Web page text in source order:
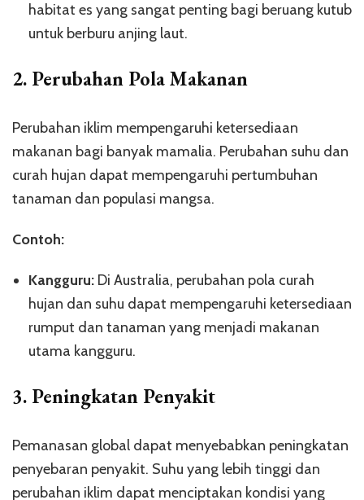
habitat es yang sangat penting bagi beruang kutub
untuk berburu anjing laut.
2. Perubahan Pola Makanan
Perubahan iklim mempengaruhi ketersediaan
makanan bagi banyak mamalia. Perubahan suhu dan
curah hujan dapat mempengaruhi pertumbuhan
tanaman dan populasi mangsa.
Contoh:
Kangguru: Di Australia, perubahan pola curah
hujan dan suhu dapat mempengaruhi ketersediaan
rumput dan tanaman yang menjadi makanan
utama kangguru.
3. Peningkatan Penyakit
Pemanasan global dapat menyebabkan peningkatan
penyebaran penyakit. Suhu yang lebih tinggi dan
perubahan iklim dapat menciptakan kondisi yang